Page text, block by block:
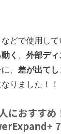
どで使用して
く 、 外部デ
、 差が出てし
りました！！
におすす